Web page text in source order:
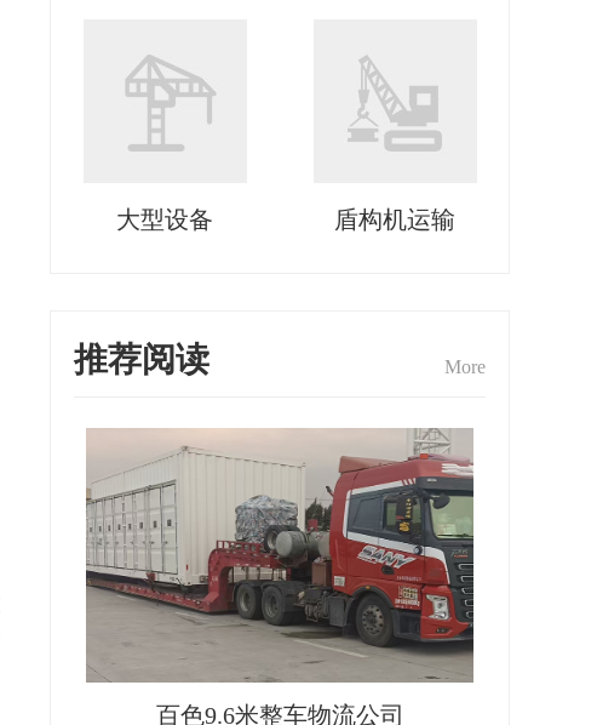
大型设备 盾构机运输
推荐阅读 More
百色9.6米整车物流公司